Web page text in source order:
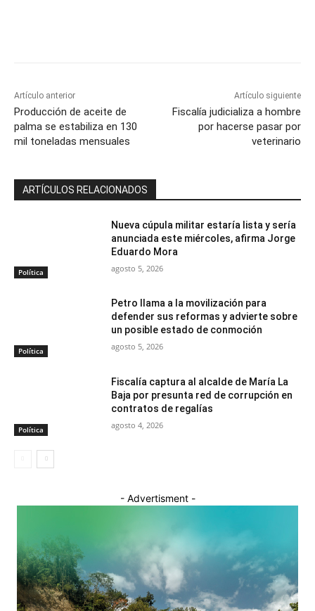
Artículo anterior
Producción de aceite de
palma se estabiliza en 130
mil toneladas mensuales
Artículo siguiente
Fiscalía judicializa a hombre
por hacerse pasar por
veterinario
ARTÍCULOS RELACIONADOS
Política
Nueva cúpula militar estaría lista y sería
anunciada este miércoles, afirma Jorge
Eduardo Mora
agosto 5, 2026
Política
Petro llama a la movilización para
defender sus reformas y advierte sobre
un posible estado de conmoción
agosto 5, 2026
Política
Fiscalía captura al alcalde de María La
Baja por presunta red de corrupción en
contratos de regalías
agosto 4, 2026
- Advertisment -